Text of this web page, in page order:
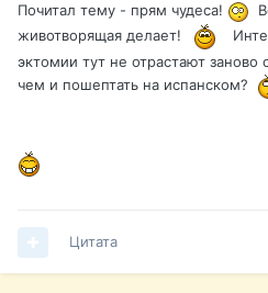
Почитал тему - прям чудеса!
животворящая делает!
эктомии тут не отрастают
чем и пошептать на испанском?
Цитата